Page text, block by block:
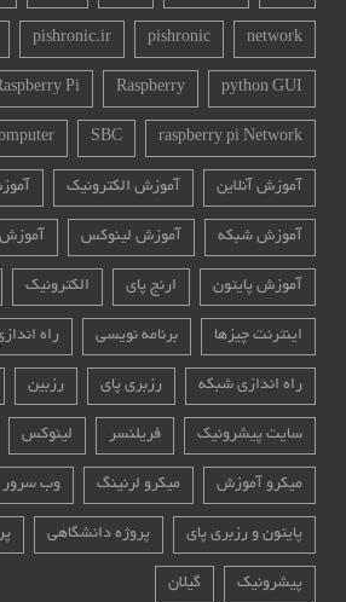
network
pishronic
pishronic.ir
python GUI
Raspberry
Pi
raspberry pi Network
SBC
آموزش آنلاین آموزش الکترونیک
آموزش شبکه آموزش لینوکس
آموزش پایتون ارنج پای الکترونیک
اینترنت چیزها برنامه نویسی راه
راه اندازی شبکه رزبری پای رزبین
سایت پیشرونیک فریلنسر لینوکس
میکرو آموزش میکرو لرنینگ وب سرور
پایتون و رزبری پای پروژه دانشگاهی
پیشرونیک گیلان